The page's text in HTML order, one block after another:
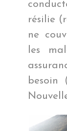
résilie
ne
les